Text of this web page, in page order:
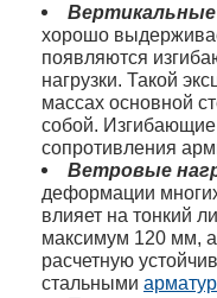
Вертикальные
хорошо
появляются
нагрузки. Такой
массах основной
собой.
сопротивления
Ветровые
деформации
влияет на тонкий
максимум 120 мм,
расчетную
стальными